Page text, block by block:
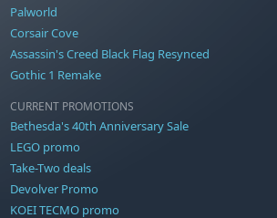
Palworld
Corsair Cove
Assassin's Creed Black Flag Resynced
Gothic 1 Remake
CURRENT PROMOTIONS
Bethesda's 40th Anniversary Sale
LEGO promo
Take-Two deals
Devolver Promo
KOEI TECMO promo